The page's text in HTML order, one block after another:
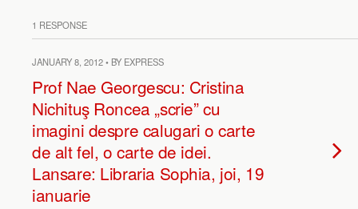
1 RESPONSE
JANUARY 8, 2012 • BY EXPRESS
Prof Nae Georgescu: Cristina
Nichituş Roncea „scrie” cu
imagini despre calugari o carte
de alt fel, o carte de idei.
Lansare: Libraria Sophia, joi, 19
ianuarie